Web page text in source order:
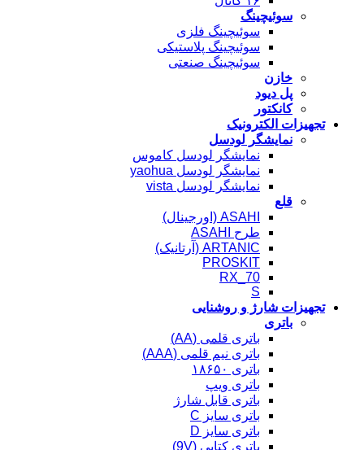
سوئیچینگ
سوئیچینگ فلزی
سوئیچینگ پلاستیکی
سوئیچینگ صنعتی
خازن
پل دیود
کانکتور
تجهیزات الکترونیک
نمایشگر لودسل
نمایشگر لودسل کاموس
نمایشگر لودسل yaohua
نمایشگر لودسل vista
قلع
ASAHI (اورجینال)
طرح ASAHI
ARTANIC (آرتانیک)
PROSKIT
RX_70
S
تجهیزات شارژ و روشنایی
باتری
باتری قلمی (AA)
باتری نیم قلمی (AAA)
باتری ۱۸۶۵۰
باتری ویپ
باتری قابل شارژ
باتری سایز C
باتری سایز D
باتری کتابی (9V)